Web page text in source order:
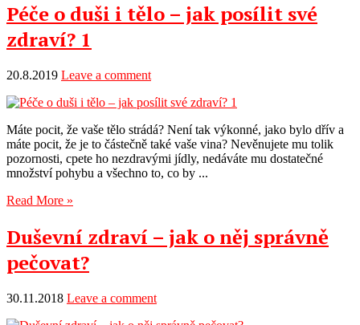
Péče o duši i tělo – jak posílit své
zdraví? 1
20.8.2019 Leave a comment
Máte pocit, že vaše tělo strádá? Není tak výkonné, jako bylo dřív a
máte pocit, že je to částečně také vaše vina? Nevěnujete mu tolik
pozornosti, cpete ho nezdravými jídly, nedáváte mu dostatečné
množství pohybu a všechno to, co by ...
Read More »
Duševní zdraví – jak o něj správně
pečovat?
30.11.2018 Leave a comment